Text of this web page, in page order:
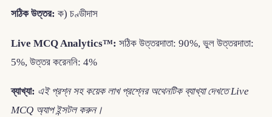
সঠিক উত্তর: ক) চণ্ডীদাস
Live MCQ Analytics™: সঠিক উত্তরদাতা: 90%, ভুল উত্তরদাতা:
5%, উত্তর করেননি: 4%
ব্যাখ্যা: এই প্রশ্ন সহ কয়েক লাখ প্রশ্নের অথেনটিক ব্যাখ্যা দেখতে Live
MCQ অ্যাপ ইন্সটল করুন।